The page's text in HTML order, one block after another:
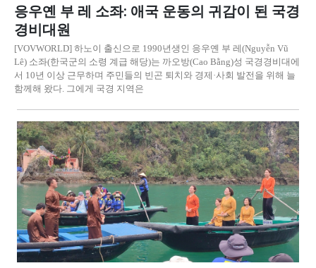
응우옌 부 레 소좌: 애국 운동의 귀감이 된 국경
경비대원
[VOVWORLD] 하노이 출신으로 1990년생인 응우옌 부 레(Nguyễn Vũ
Lê) 소좌(한국군의 소령 계급 해당)는 까오방(Cao Bằng)성 국경경비대에
서 10년 이상 근무하며 주민들의 빈곤 퇴치와 경제·사회 발전을 위해 늘
함께해 왔다. 그에게 국경 지역은